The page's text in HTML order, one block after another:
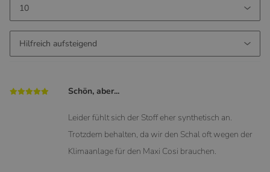
Schön, aber...
Leider fühlt sich der Stoff eher synthetisch an.
Trotzdem behalten, da wir den Schal oft wegen der
Klimaanlage für den Maxi Cosi brauchen.